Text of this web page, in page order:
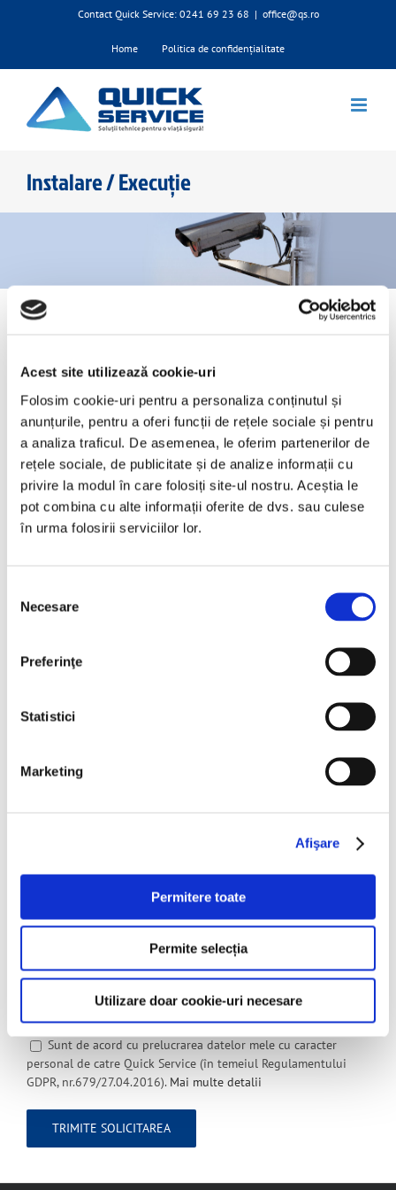
Acest site utilizează cookie-uri
Folosim cookie-uri pentru a personaliza conținutul și
anunțurile, pentru a oferi funcții de rețele sociale și pentru
a analiza traficul. De asemenea, le oferim partenerilor de
rețele sociale, de publicitate și de analize informații cu
privire la modul în care folosiți site-ul nostru. Aceștia le
pot combina cu alte informații oferite de dvs. sau culese
în urma folosirii serviciilor lor.
consimțământului
Necesare
Preferinţe
Statistici
Marketing
Afişare
Permitere toate
Permite selecția
Utilizare doar cookie-uri necesare
Contact Quick Service: 0241 69 23 68 | office@qs.ro
Home Politica de confidențialitate
Instalare / Execuție
Sisteme de securitate predate „la
cheie” a sistemelor de securitate. Consultanța, proiectarea,
execuția și mentenanța sistemelor de securitate se pot asigura
de către personalul nostru specializat. Portofoliul larg de
lucrări reprezintă cartea noastră de vizită.
Solicită informații
Detalii lucrare
Sunt de acord cu prelucrarea datelor mele cu caracter
personal de catre Quick Service (în temeiul Regulamentului
GDPR, nr.679/27.04.2016). Mai multe detalii